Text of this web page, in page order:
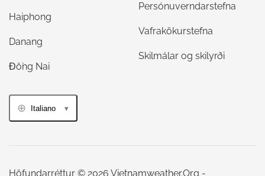
Haiphong
Danang
Đồng Nai
Persónuverndarstefna
Vafrakökurstefna
Skilmálar og skilyrði
Italiano
Höfundarréttur © 2026 Vietnamweather.Org -